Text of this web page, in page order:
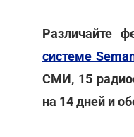
Различайте
системе
СМИ, 15
на 14 дней и